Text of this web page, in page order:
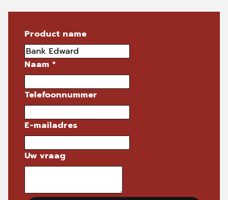
Product name
Naam *
Telefoonnummer
E-mailadres
Uw vraag